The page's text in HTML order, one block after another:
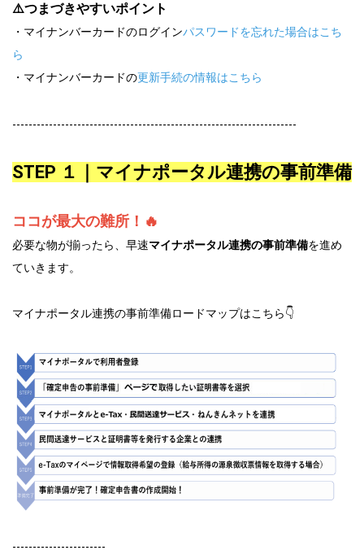
⚠️つまづきやすいポイント
・マイナンバーカードのログインパスワードを忘れた場合はこち
ら
・マイナンバーカードの更新手続の情報はこちら
----------------------------------------------------------------------
STEP １｜マイナポータル連携の事前準備
ココが最大の難所！🔥
必要な物が揃ったら、早速マイナポータル連携の事前準備を進め
ていきます。
マイナポータル連携の事前準備ロードマップはこちら👇
-----------------------